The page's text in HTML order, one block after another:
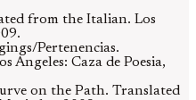
from the Italian. Los
Pertenencias.
Angeles: Caza de Poesia,
on the Path. Translated